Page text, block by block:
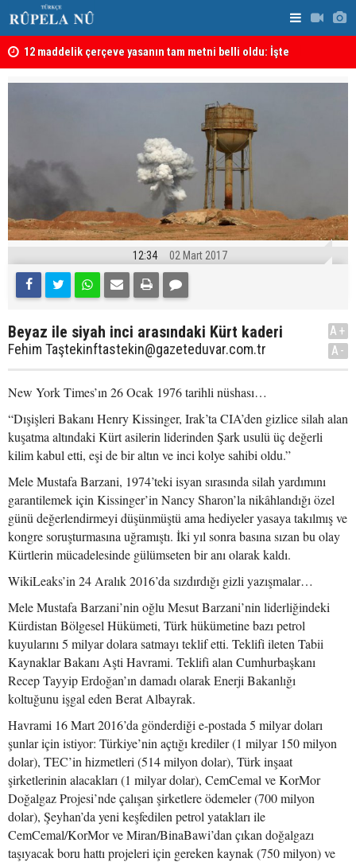
12 maddelik çerçeve yasanın tam metni belli oldu: İşte
tam metin!
12:34 02 Mart 2017
Beyaz ile siyah inci arasındaki Kürt kaderi
Fehim Taştekinftastekin@gazeteduvar.com.tr
A+
A-
New York Times’ın 26 Ocak 1976 tarihli nüshası…
“Dışişleri Bakanı Henry Kissinger, Irak’ta CIA’den gizlice silah alan
kuşatma altındaki Kürt asilerin liderinden Şark usulü üç değerli
kilim kabul etti, eşi de bir altın ve inci kolye sahibi oldu.”
Mele Mustafa Barzani, 1974’teki isyan sırasında silah yardımını
garantilemek için Kissinger’in Nancy Sharon’la nikâhlandığı özel
günü değerlendirmeyi düşünmüştü ama hediyeler yasaya takılmış ve
kongre soruşturmasına uğramıştı. İki yıl sonra basına sızan bu olay
Kürtlerin mücadelesinde gülümseten bir anı olarak kaldı.
WikiLeaks’in 24 Aralık 2016’da sızdırdığı gizli yazışmalar…
Mele Mustafa Barzani’nin oğlu Mesut Barzani’nin liderliğindeki
Kürdistan Bölgesel Hükümeti, Türk hükümetine bazı petrol
kuyularını 5 milyar dolara satmayı teklif etti. Teklifi ileten Tabii
Kaynaklar Bakanı Aşti Havrami. Teklifi alan Cumhurbaşkanı
Recep Tayyip Erdoğan’ın damadı olarak Enerji Bakanlığı
koltuğunu işgal eden Berat Albayrak.
Havrami 16 Mart 2016’da gönderdiği e-postada 5 milyar doları
şunlar için istiyor: Türkiye’nin açtığı krediler (1 milyar 150 milyon
dolar), TEC’in hizmetleri (514 milyon dolar), Türk inşaat
şirketlerinin alacakları (1 milyar dolar), CemCemal ve KorMor
Doğalgaz Projesi’nde çalışan şirketlere ödemeler (700 milyon
dolar), Şeyhan’da yeni keşfedilen petrol yatakları ile
CemCemal/KorMor ve Miran/BinaBawi’dan çıkan doğalgazı
taşıyacak boru hattı projeleri için gereken kaynak (750 milyon) ve